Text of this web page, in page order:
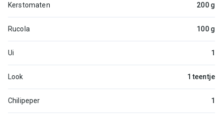
Kerstomaten 200 g
Rucola 100 g
Ui 1
Look 1 teentje
Chilipeper 1